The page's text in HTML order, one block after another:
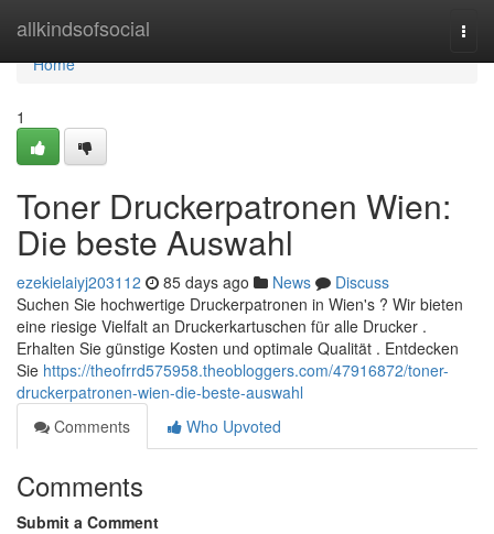
allkindsofsocial
Home
Home
1
Toner Druckerpatronen Wien:
Die beste Auswahl
ezekielaiyj203112 85 days ago News
Discuss
Suchen Sie hochwertige Druckerpatronen in Wien's ? Wir bieten
eine riesige Vielfalt an Druckerkartuschen für alle Drucker .
Erhalten Sie günstige Kosten und optimale Qualität . Entdecken
Sie https://theofrrd575958.theobloggers.com/47916872/toner-
druckerpatronen-wien-die-beste-auswahl
Comments
Who Upvoted
Comments
Submit a Comment